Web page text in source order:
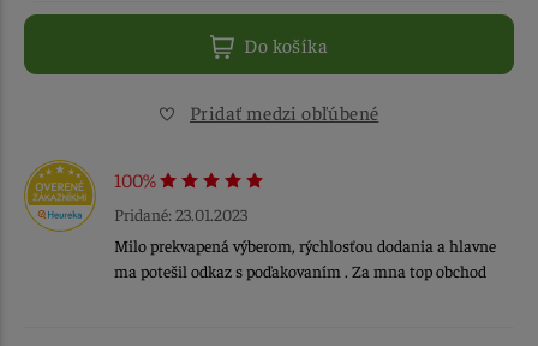
Do košíka
Pridať medzi obľúbené
100%
Pridané: 23.01.2023
Milo prekvapená výberom, rýchlosťou dodania a hlavne
ma potešil odkaz s poďakovaním . Za mna top obchod